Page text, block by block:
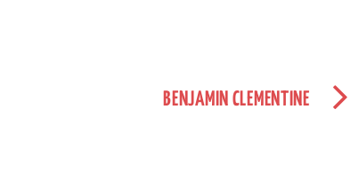
BENJAMIN CLEMENTINE